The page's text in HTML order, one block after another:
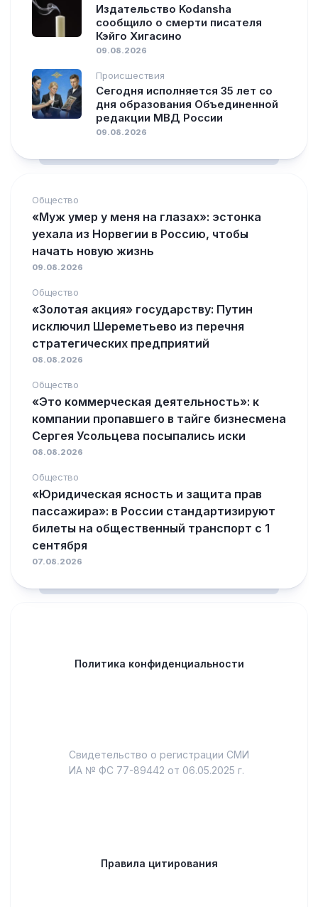
Издательство Kodansha
сообщило о смерти писателя
Кэйго Хигасино
09.08.2026
Происшествия
Сегодня исполняется 35 лет со
дня образования Объединенной
редакции МВД России
09.08.2026
Общество
«Муж умер у меня на глазах»: эстонка
уехала из Норвегии в Россию, чтобы
начать новую жизнь
09.08.2026
Общество
«Золотая акция» государству: Путин
исключил Шереметьево из перечня
стратегических предприятий
08.08.2026
Общество
«Это коммерческая деятельность»: к
компании пропавшего в тайге бизнесмена
Сергея Усольцева посыпались иски
08.08.2026
Общество
«Юридическая ясность и защита прав
пассажира»: в России стандартизируют
билеты на общественный транспорт с 1
сентября
07.08.2026
Политика конфиденциальности
Свидетельство о регистрации СМИ
ИА № ФС 77-89442 от 06.05.2025 г.
Правила цитирования